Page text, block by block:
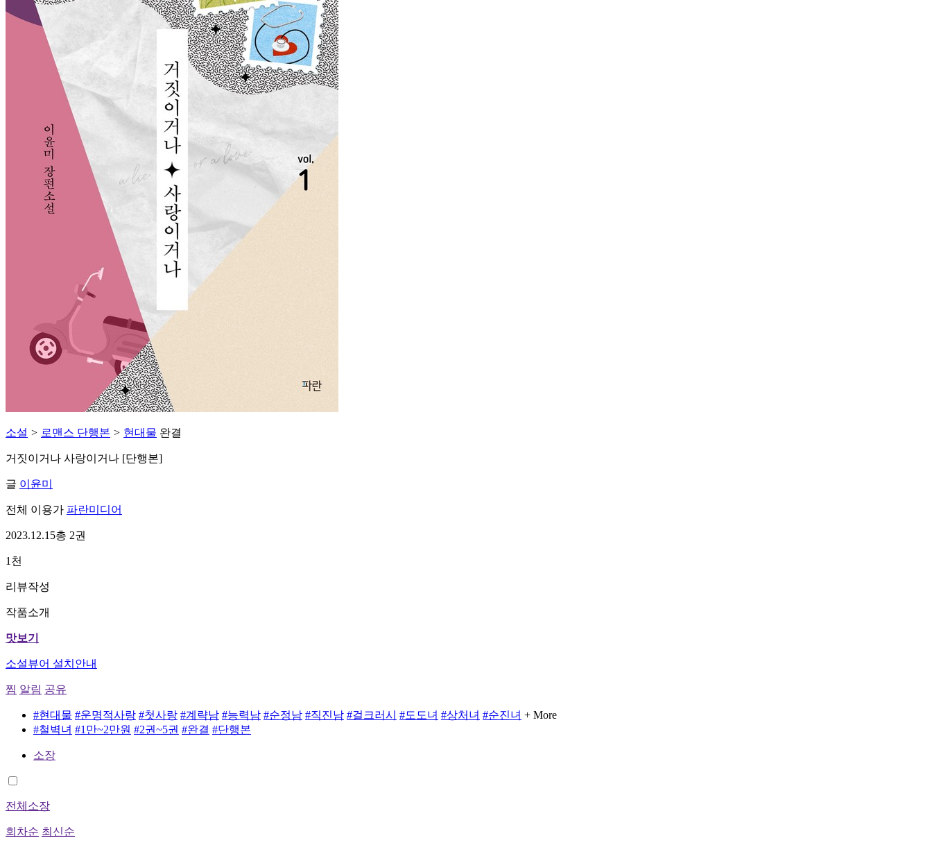
소설 > 로맨스 단행본 > 현대물 완결
거짓이거나 사랑이거나 [단행본]
글 이윤미
전체 이용가 파란미디어
2023.12.15총 2권
1천
리뷰작성
작품소개
맛보기
소설뷰어 설치안내
찜 알림 공유
#현대물 #운명적사랑 #첫사랑 #계략남 #능력남 #순정남 #직진남 #걸크러시 #도도녀 #상처녀 #순진녀 + More
#철벽녀 #1만~2만원 #2권~5권 #완결 #단행본
소장
전체소장
회차순 최신순